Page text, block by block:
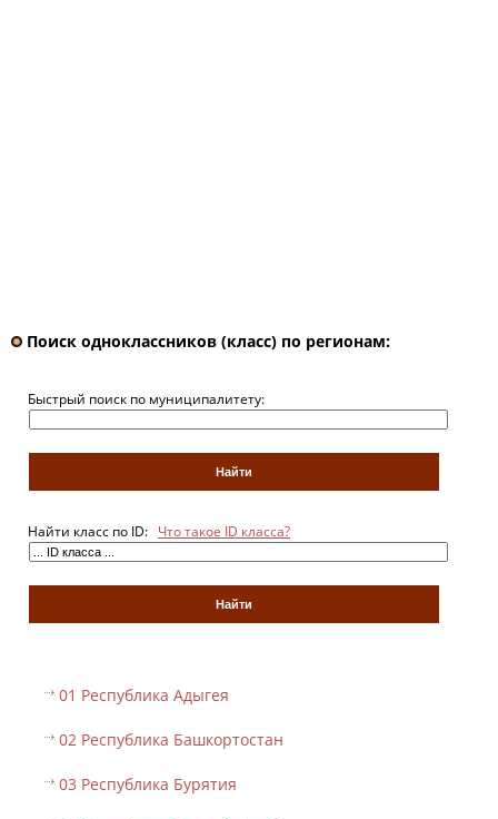
Поиск одноклассников (класс) по регионам:
Быстрый поиск по муниципалитету:
Найти класс по ID: Что такое ID класса?
01 Республика Адыгея
02 Республика Башкортостан
03 Республика Бурятия